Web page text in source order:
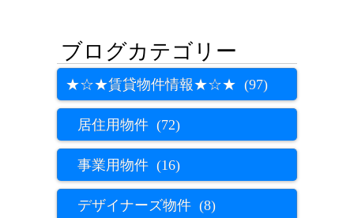
★☆★賃貸物件情報★☆★ (97)
居住用物件 (72)
事業用物件 (16)
デザイナーズ物件 (8)